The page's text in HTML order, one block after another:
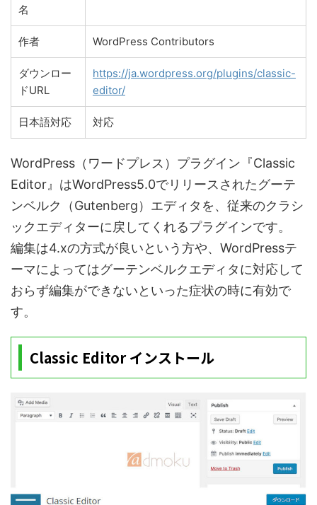
名
作者 WordPress Contributors
ダウンロー
ドURL
https://ja.wordpress.org/plugins/classic-
editor/
日本語対応 対応
WordPress（ワードプレス）プラグイン『Classic
Editor』はWordPress5.0でリリースされたグーテ
ンベルク（Gutenberg）エディタを、従来のクラシ
ックエディターに戻してくれるプラグインです。
編集は4.xの方式が良いという方や、WordPressテ
ーマによってはグーテンベルクエディタに対応して
おらず編集ができないといった症状の時に有効で
す。
Classic Editor インストール